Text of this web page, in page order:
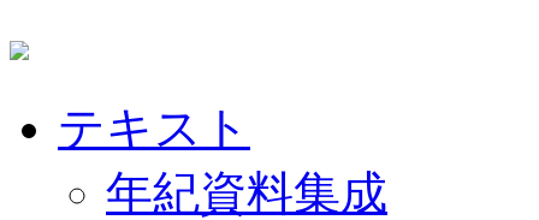
テキスト
年紀資料集成